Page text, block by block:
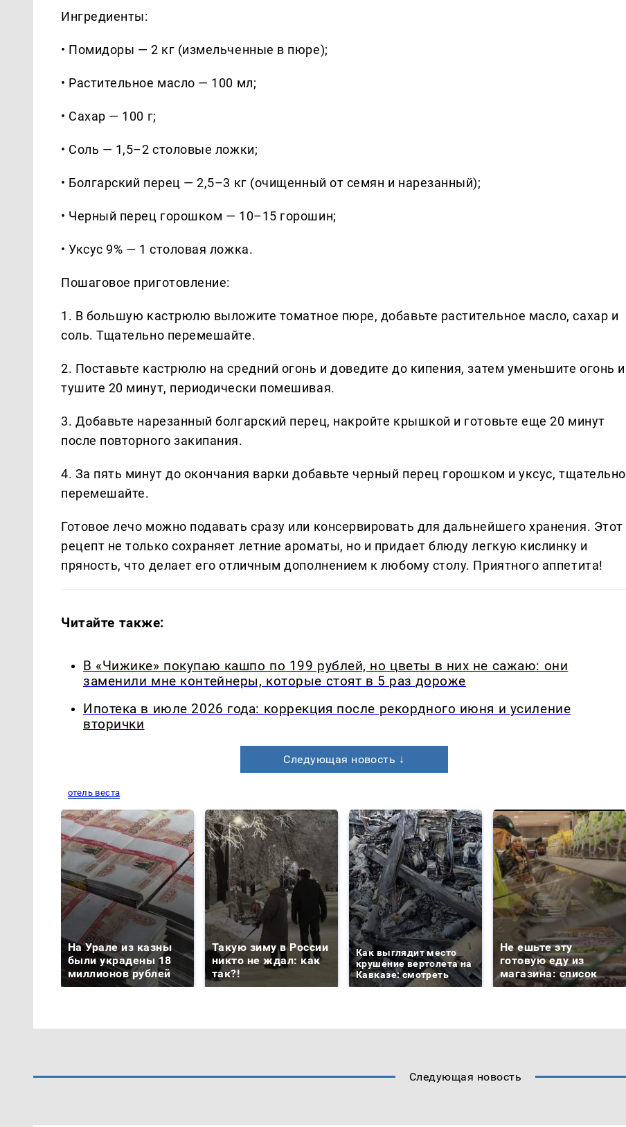
Ингредиенты:
• Помидоры — 2 кг (измельченные в пюре);
• Растительное масло — 100 мл;
• Сахар — 100 г;
• Соль — 1,5–2 столовые ложки;
• Болгарский перец — 2,5–3 кг (очищенный от семян и нарезанный);
• Черный перец горошком — 10–15 горошин;
• Уксус 9% — 1 столовая ложка.
Пошаговое приготовление:
1. В большую кастрюлю выложите томатное пюре, добавьте растительное масло, сахар и
соль. Тщательно перемешайте.
2. Поставьте кастрюлю на средний огонь и доведите до кипения, затем уменьшите огонь и
тушите 20 минут, периодически помешивая.
3. Добавьте нарезанный болгарский перец, накройте крышкой и готовьте еще 20 минут
после повторного закипания.
4. За пять минут до окончания варки добавьте черный перец горошком и уксус, тщательно
перемешайте.
Готовое лечо можно подавать сразу или консервировать для дальнейшего хранения. Этот
рецепт не только сохраняет летние ароматы, но и придает блюду легкую кислинку и
пряность, что делает его отличным дополнением к любому столу. Приятного аппетита!
Читайте также:
В «Чижике» покупаю кашпо по 199 рублей, но цветы в них не сажаю: они
заменили мне контейнеры, которые стоят в 5 раз дороже
Ипотека в июле 2026 года: коррекция после рекордного июня и усиление
вторички
Следующая новость ↓
отель веста
На Урале из казны
были украдены 18
миллионов рублей
Такую зиму в России
никто не ждал: как
так?!
Как выглядит место
крушение вертолета на
Кавказе: смотреть
Не ешьте эту
готовую еду из
магазина: список
Следующая новость